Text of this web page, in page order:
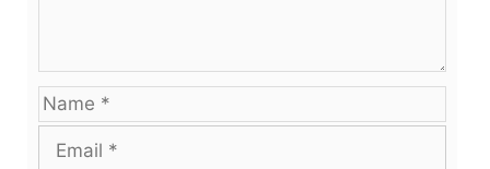
Name